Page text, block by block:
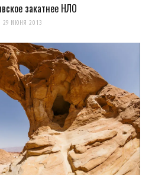
закатнее НЛО
29 ИЮНЯ 2013